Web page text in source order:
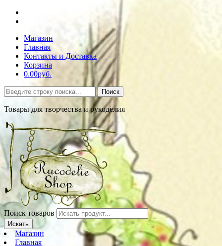
Магазин
Главная
Контакты и Доставка
Корзина
0.00руб.
Поиск
Товары для творчества и рукоделия
Поиск товаров
Искать
Магазин
Главная